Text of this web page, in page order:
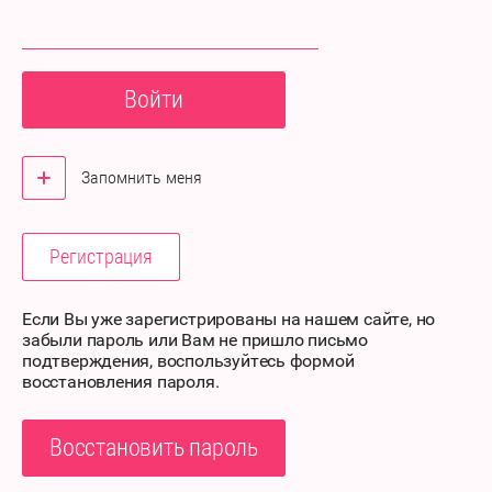
Войти
Запомнить меня
Регистрация
Если Вы уже зарегистрированы на нашем сайте, но
забыли пароль или Вам не пришло письмо
подтверждения, воспользуйтесь формой
восстановления пароля.
Восстановить пароль